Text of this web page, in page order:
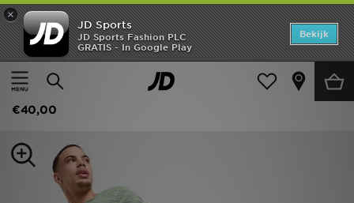
×
JD Sports
JD Sports Fashion PLC
GRATIS - In Google Play
Bekijk
Thuis
Heren Herenkleding Sportkleding
MONTIREX Trail Shorts
€40,00
Home
Offers
Dames